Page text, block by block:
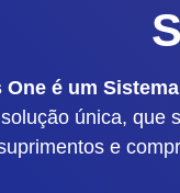
One é um
única, que
e